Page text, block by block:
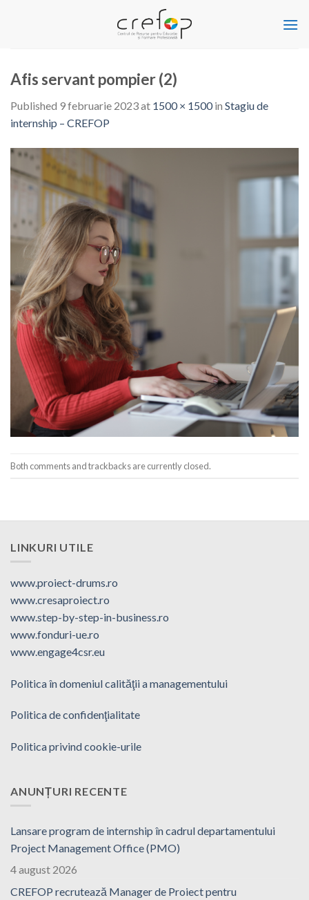
Afis servant pompier (2)
Published 9 februarie 2023at 1500 × 1500in Stagiu de
internship – CREFOP
Both comments and trackbacks are currently closed.
LINKURI UTILE
www.proiect-drums.ro
www.cresaproiect.ro
www.step-by-step-in-business.ro
www.fonduri-ue.ro
www.engage4csr.eu
Politica în domeniul calităţii a managementului
Politica de confidenţialitate
Politica privind cookie-urile
ANUNȚURI RECENTE
Lansare program de internship în cadrul departamentului
Project Management Office (PMO)
4 august 2026
CREFOP recrutează Manager de Proiect pentru